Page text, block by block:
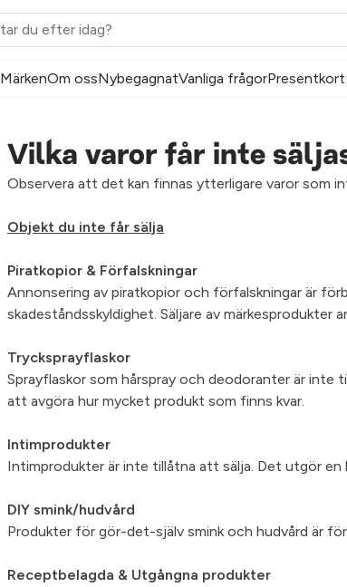
MärkenOm ossNybegagnatVanliga frågorPresentkort
Vilka varor får inte
Observera att det kan finnas ytterligare varor som
Objekt du inte får sälja
Piratkopior & Förfalskningar
Annonsering av piratkopior och förfalskningar är
skadeståndsskyldighet. Säljare av märkesprodukter
Trycksprayflaskor
Sprayflaskor som hårspray och deodoranter är inte
att avgöra hur mycket produkt som finns kvar.
Intimprodukter
Intimprodukter är inte tillåtna att sälja. Det utgör en
DIY smink/hudvård
Produkter för gör-det-själv smink och hudvård är
Receptbelagda & Utgångna produkter